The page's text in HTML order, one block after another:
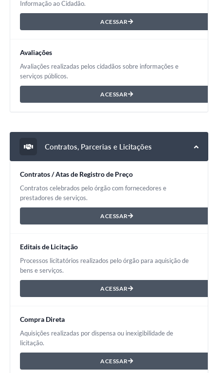
Informação ao Cidadão.
ACESSAR
Avaliações
Avaliações realizadas pelos cidadãos sobre informações e
serviços públicos.
ACESSAR
Contratos, Parcerias e Licitações
Contratos / Atas de Registro de Preço
Contratos celebrados pelo órgão com fornecedores e
prestadores de serviços.
ACESSAR
Editais de Licitação
Processos licitatórios realizados pelo órgão para aquisição de
bens e serviços.
ACESSAR
Compra Direta
Aquisições realizadas por dispensa ou inexigibilidade de
licitação.
ACESSAR